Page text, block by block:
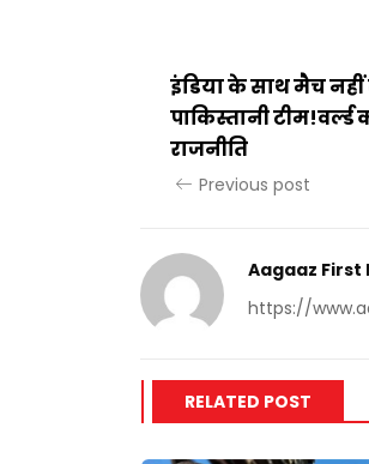
इंडिया के साथ मैच
पाकिस्तानी
राजनीति
Previous post
Aagaaz First
https://
RELATED POST